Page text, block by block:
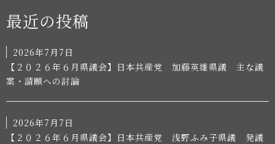
最近の投稿
2026年7月7日
【２０２６年６月県議会】日本共産党 加藤英雄県議 主な議
案・請願への討論
2026年7月7日
【２０２６年６月県議会】日本共産党 浅野ふみ子県議 発議